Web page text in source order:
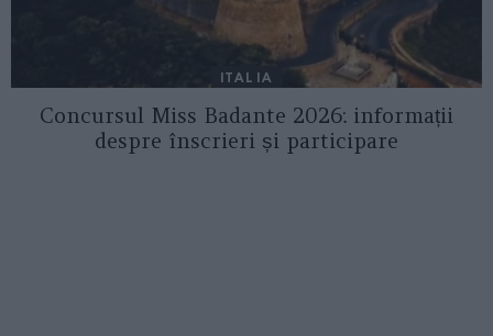
ITALIA
Concursul Miss Badante 2026: informații
despre înscrieri și participare